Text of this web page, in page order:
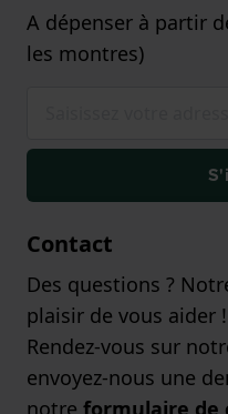
A dépenser à partir
les montres)
Contact
Des questions ?
plaisir de vous aider !
Rendez-vous sur
envoyez-nous une
notre formulaire de